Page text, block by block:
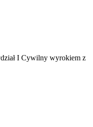
I Cywilny wyrokiem z